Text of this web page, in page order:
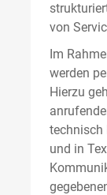
von
Im
werden
Hierzu
technisch
und in